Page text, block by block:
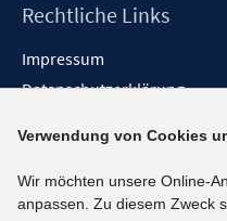
Rechtliche Links
Impressum
Datenschutzerklärung
Barrieren melden
Social-Media-Kanäle
Verwendung von Cookies
Wir möchten unsere Online-
anpassen. Zu diesem Zweck